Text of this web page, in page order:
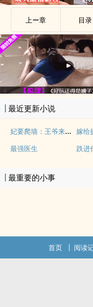
.
上ー章 目录
.
最近更新小说
妃要爬墙：王爷来扶梯
最强医生
最重要的小事
首页 阅读